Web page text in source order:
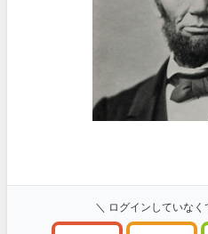
＼ ログインしていなく